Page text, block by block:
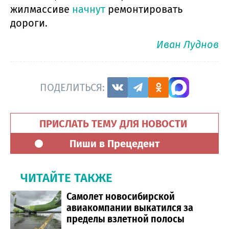
жилмассиве начнут ремонтировать
дороги.
Иван Луднов
ПОДЕЛИТЬСЯ:
ПРИСЛАТЬ ТЕМУ ДЛЯ НОВОСТИ
Пиши в Прецедент
ЧИТАЙТЕ ТАКЖЕ
Самолет новосибирской
авиакомпании выкатился за
пределы взлетной полосы